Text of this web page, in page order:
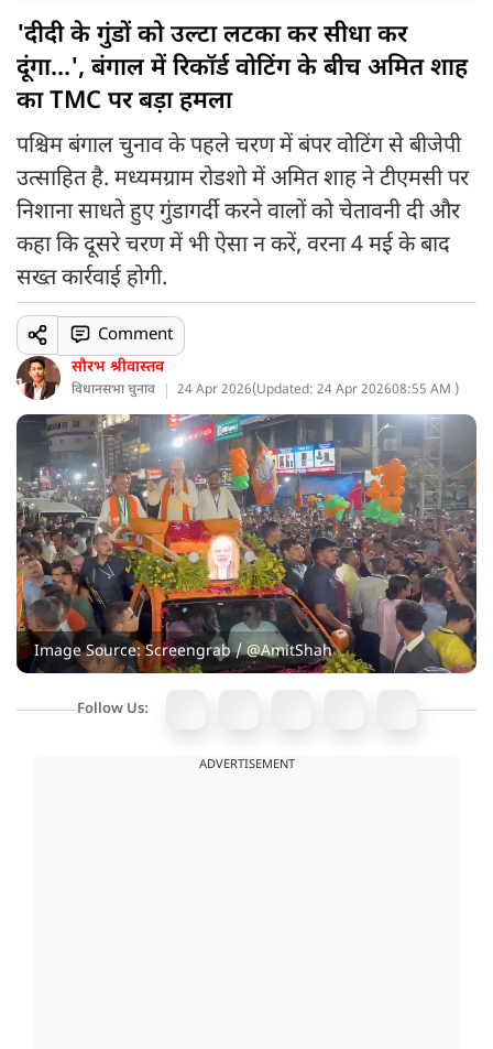
'दीदी के गुंडों को उल्टा लटका कर सीधा कर
दूंगा...', बंगाल में रिकॉर्ड वोटिंग के बीच अमित शाह
का TMC पर बड़ा हमला
पश्चिम बंगाल चुनाव के पहले चरण में बंपर वोटिंग से बीजेपी
उत्साहित है. मध्यमग्राम रोडशो में अमित शाह ने टीएमसी पर
निशाना साधते हुए गुंडागर्दी करने वालों को चेतावनी दी और
कहा कि दूसरे चरण में भी ऐसा न करें, वरना 4 मई के बाद
सख्त कार्रवाई होगी.
सौरभ श्रीवास्तव
विधानसभा चुनाव 24 Apr 2026(Updated: 24 Apr 202608:55 AM )
Comment
Image Source: Screengrab / @AmitShah
Follow Us:
ADVERTISEMENT